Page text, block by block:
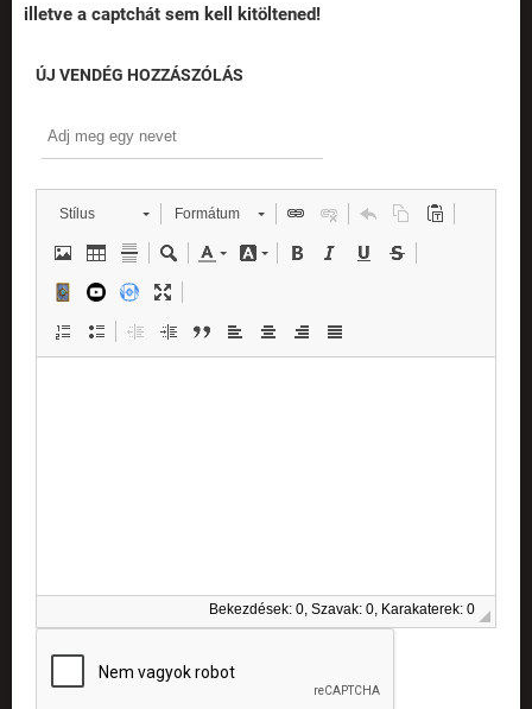
illetve a captchát sem kell kitöltened!
ÚJ VENDÉG HOZZÁSZÓLÁS
Stílus Formátum
Bekezdések: 0, Szavak: 0, Karakaterek: 0